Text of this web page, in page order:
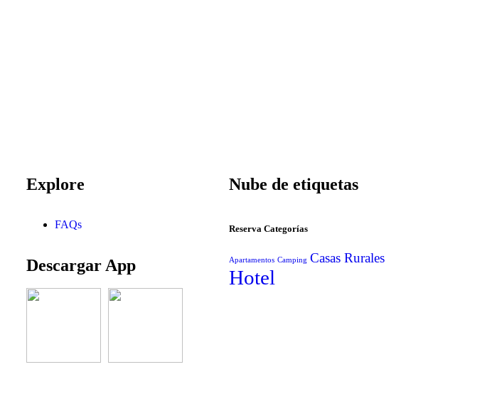
Explore
FAQs
Descargar App
Nube de etiquetas
Reserva Categorías
Apartamentos Camping Casas Rurales
Hotel